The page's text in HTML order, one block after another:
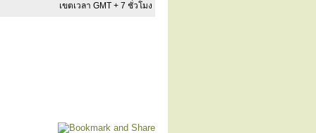
เขตเวลา GMT + 7 ชั่วโมง